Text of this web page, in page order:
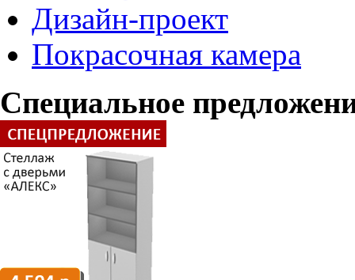
Дизайн-проект
Покрасочная камера
Специальное